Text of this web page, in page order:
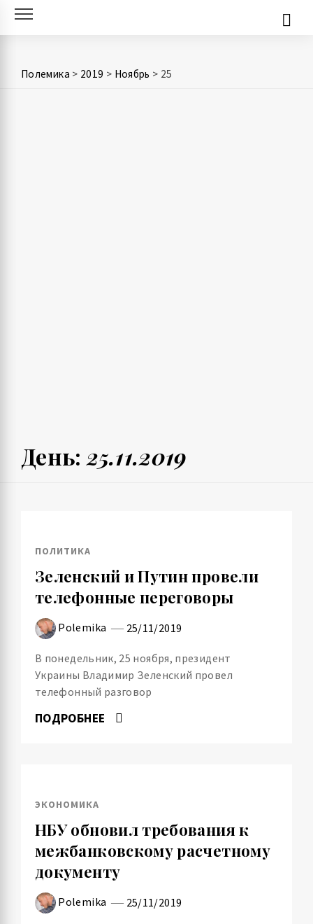
Skip
Полемика > 2019 > Ноябрь > 25
День:25.11.2019
ПОЛИТИКА
Зеленский и Путин провели
телефонные переговоры
Polemika 25/11/2019
В понедельник, 25 ноября, президент
Украины Владимир Зеленский провел
телефонный разговор
ПОДРОБНЕЕ
ЭКОНОМИКА
НБУ обновил требования к
межбанковскому расчетному
документу
Polemika 25/11/2019